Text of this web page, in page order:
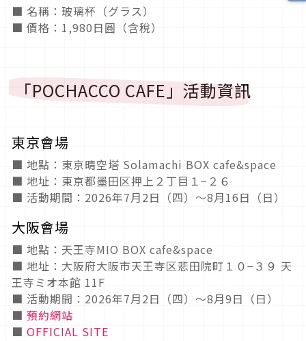
■ 名稱：玻璃杯（グラス）
■ 價格：1,980日圓（含稅）
「POCHACCO CAFE」活動資訊
東京會場
■ 地點：東京晴空塔 Solamachi BOX cafe&space
■ 地址：東京都墨田区押上２丁目１−２６
■ 活動期間：2026年7月2日（四）～8月16日（日）
大阪會場
■ 地點：天王寺MIO BOX cafe&space
■ 地址：大阪府大阪市天王寺区悲田院町１０−３９ 天
王寺ミオ本館 11F
■ 活動期間：2026年7月2日（四）～8月9日（日）
■ 預約網站
■ OFFICIAL SITE